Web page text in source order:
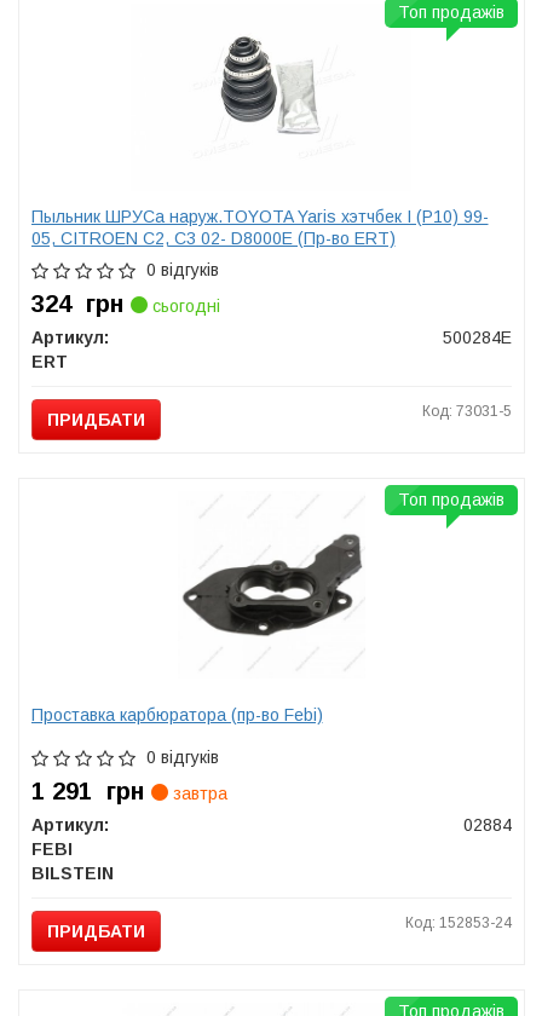
Пыльник ШРУСа наруж.TOYOTA Yaris хэтчбек I (P10) 99-
05, CITROEN С2, С3 02- D8000E (Пр-во ERT)
0 відгуків
324 грн
сьогодні
Артикул:
500284E
ERT
ПРИДБАТИ Код: 73031-5
Топ продажів
Проставка карбюратора (пр-во Febi)
0 відгуків
1 291 грн
завтра
Артикул:
02884
FEBI
BILSTEIN
ПРИДБАТИ Код: 152853-24
Топ продажів
Топ продажів